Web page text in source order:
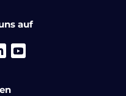
auf